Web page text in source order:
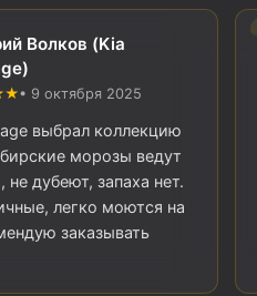
Волков (Kia
• 9 октября 2025
выбрал коллекцию
морозы ведут
не дубеют, запаха нет.
легко моются на
заказывать